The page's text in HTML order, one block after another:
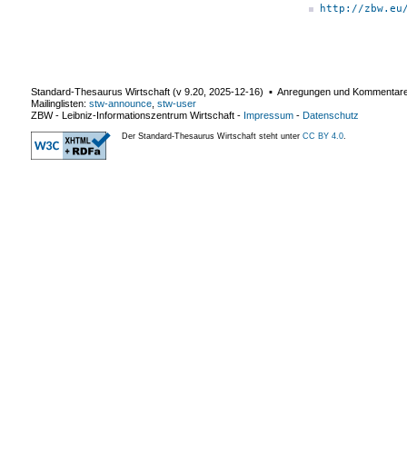
http://
Standard-Thesaurus Wirtschaft (v 9.20 2025-12-16) ▪ Anregungen und
Mailinglisten: stw-announce stw-user
ZBW - Leibniz-Informationszentrum Wirtschaft - Impressum - Datenschutz
Der Standard-Thesaurus Wirtschaft steht unter CC BY 4.0